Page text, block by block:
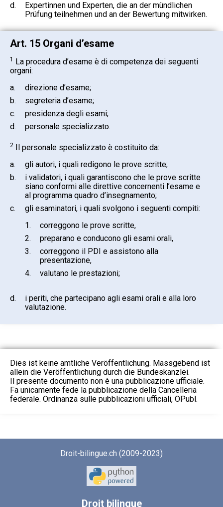
d.
Expertinnen und Experten, die an der mündlichen
Prüfung teilnehmen und an der Bewertung mitwirken.
Art. 15 Organi d’esame
1 La procedura d’esame è di competenza dei seguenti
organi:
a.
direzione d’esame;
b.
segreteria d’esame;
c.
presidenza degli esami;
d.
personale specializzato.
2 Il personale specializzato è costituito da:
a.
gli autori, i quali redigono le prove scritte;
b.
i validatori, i quali garantiscono che le prove scritte
siano conformi alle direttive concernenti l’esame e
al programma quadro d’insegnamento;
c.
gli esaminatori, i quali svolgono i seguenti compiti:
1.
correggono le prove scritte,
2.
preparano e conducono gli esami orali,
3.
correggono il PDI e assistono alla
presentazione,
4.
valutano le prestazioni;
d.
i periti, che partecipano agli esami orali e alla loro
valutazione.
Dies ist keine amtliche Veröffentlichung. Massgebend ist
allein die Veröffentlichung durch die Bundeskanzlei.
Il presente documento non è una pubblicazione ufficiale.
Fa unicamente fede la pubblicazione della Cancelleria
federale. Ordinanza sulle pubblicazioni ufficiali, OPubl.
Droit-bilingue.ch (2009-2023)
Droitbilingue